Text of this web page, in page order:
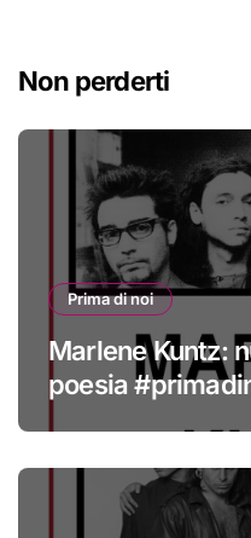
Non perderti
Prima di noi
Marlene Kuntz:
poesia